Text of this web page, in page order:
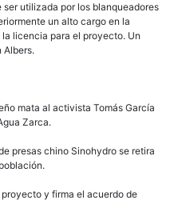
utilizada por los blanqueadores
un alto cargo en la
licencia para el proyecto. Un
Albers.
mata al activista Tomás García
Zarca.
presas chino Sinohydro se retira
y firma el acuerdo de